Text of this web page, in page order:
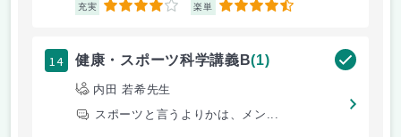
充実 4 楽単 4.5
14 健康・スポーツ科学講義B(1)
内田 若希先生
スポーツと言うよりかは、メン...